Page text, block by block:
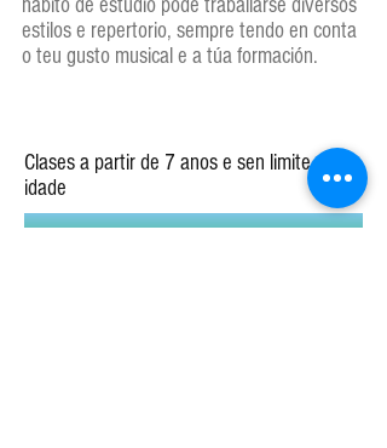
hábito de estudio pode traballarse diversos
estilos e repertorio, sempre tendo en conta
o teu gusto musical e a túa formación.
Clases a partir de 7 anos e sen limite de
idade